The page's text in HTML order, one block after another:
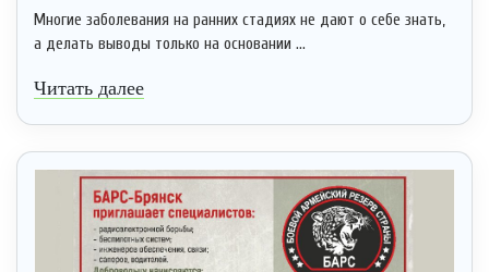
Многие заболевания на ранних стадиях не дают о себе знать,
а делать выводы только на основании ...
Читать далее